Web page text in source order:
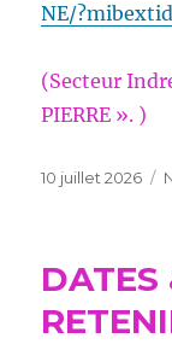
NE/
(Secteur
PIERRE ». )
Publié
10 juillet 2026
DATES